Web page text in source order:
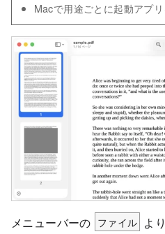
Macで用途ごとに起動アプ
メニューバーの ファイル より